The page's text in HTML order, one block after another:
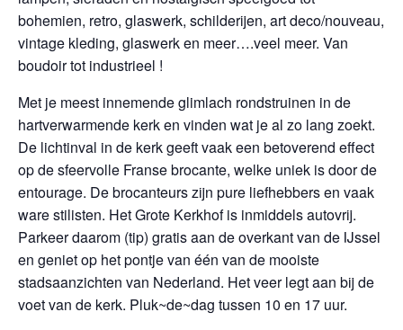
bohemien, retro, glaswerk, schilderijen, art deco/nouveau,
vintage kleding, glaswerk en meer….veel meer. Van
boudoir tot industrieel !
Met je meest innemende glimlach rondstruinen in de
hartverwarmende kerk en vinden wat je al zo lang zoekt.
De lichtinval in de kerk geeft vaak een betoverend effect
op de sfeervolle Franse brocante, welke uniek is door de
entourage. De brocanteurs zijn pure liefhebbers en vaak
ware stilisten. Het Grote Kerkhof is inmiddels autovrij.
Parkeer daarom (tip) gratis aan de overkant van de IJssel
en geniet op het pontje van één van de mooiste
stadsaanzichten van Nederland. Het veer legt aan bij de
voet van de kerk. Pluk~de~dag tussen 10 en 17 uur.